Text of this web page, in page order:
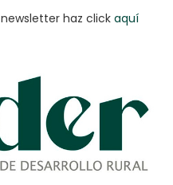
haz click aquí